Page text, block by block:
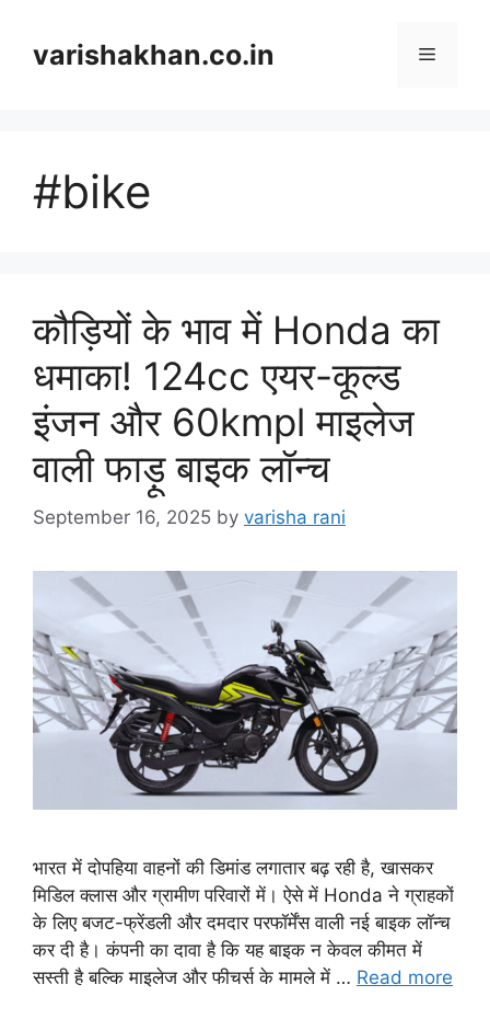
contentvarishakhan.co.in Menu
#bike
कौड़ियों के भाव में Honda का
धमाका! 124cc एयर-कूल्ड
इंजन और 60kmpl माइलेज
वाली फाड़ू बाइक लॉन्च
September 16, 2025 by varisha rani
भारत में दोपहिया वाहनों की डिमांड लगातार बढ़ रही है, खासकर
मिडिल क्लास और ग्रामीण परिवारों में। ऐसे में Honda ने ग्राहकों
के लिए बजट-फ्रेंडली और दमदार परफॉर्मेंस वाली नई बाइक लॉन्च
कर दी है। कंपनी का दावा है कि यह बाइक न केवल कीमत में
सस्ती है बल्कि माइलेज और फीचर्स के मामले में … Read more